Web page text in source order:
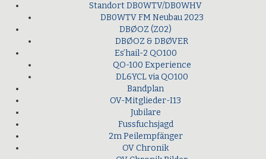
Standort DB0WTV/DB0WHV
DB0WTV FM Neubau 2023
DBØOZ (Z02)
DBØOZ & DBØVER
Es’hail-2 QO100
QO-100 Experience
DL6YCL via QO100
Bandplan
OV-Mitglieder-I13
Jubilare
Fussfuchsjagd
2m Peilempfänger
OV Chronik